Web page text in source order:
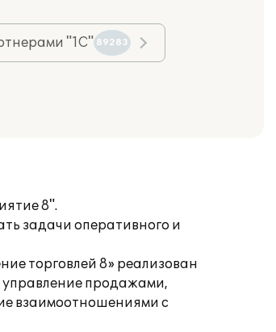
"1С" 89283
8".
задачи оперативного и
торговлей 8» реализован
управление продажами,
взаимоотношениями с